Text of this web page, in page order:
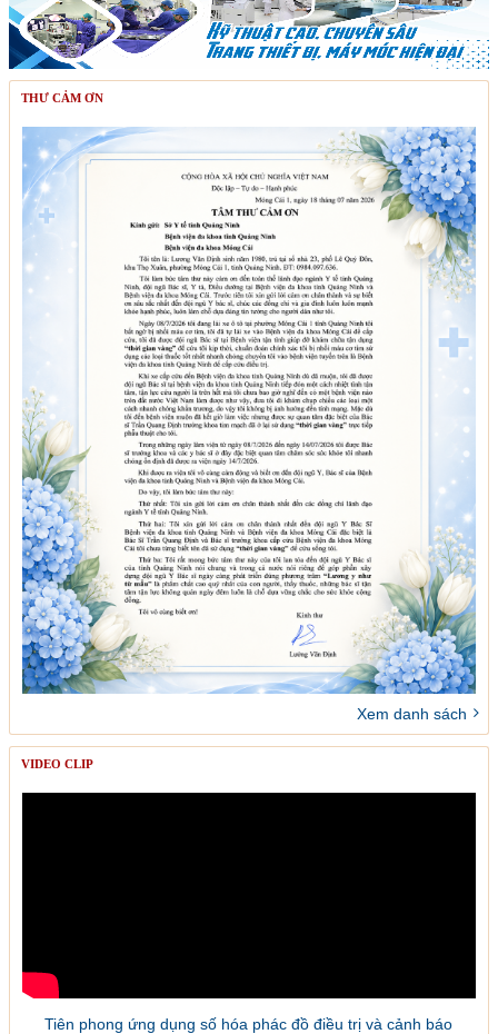
THƯ CẢM ƠN
Xem danh sách
VIDEO CLIP
Tiên phong ứng dụng số hóa phác đồ điều trị và cảnh báo